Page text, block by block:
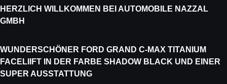
HERZLICH WILLKOMMEN BEI AUTOMOBILE NAZZAL
GMBH
WUNDERSCHÖNER FORD GRAND C-MAX TITANIUM
FACELIIFT IN DER FARBE SHADOW BLACK UND EINER
SUPER AUSSTATTUNG